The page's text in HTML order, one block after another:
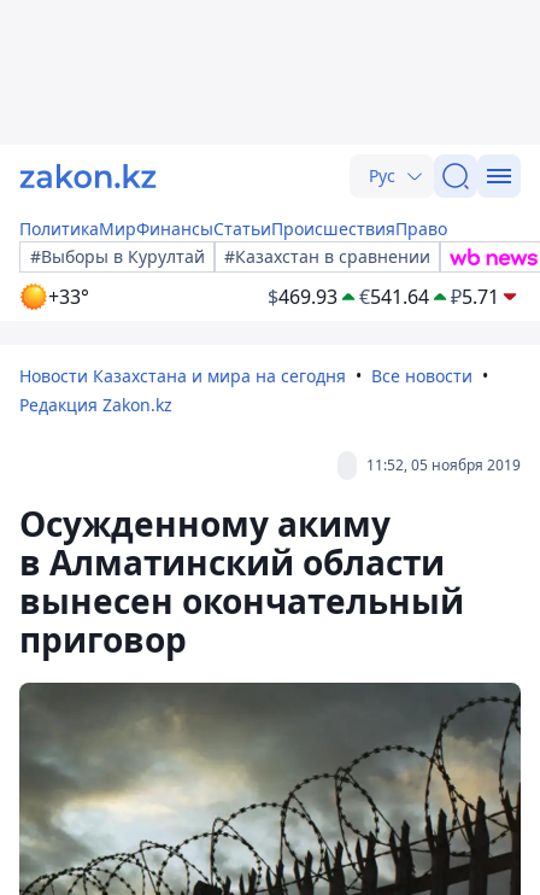
Рус
ПолитикаМирФинансыСтатьиПроисшествияПраво
#Выборы в Курултай
#Казахстан в сравнении
+33° $469.93 €541.64 ₽5.71
Новости Казахстана и мира на сегодня
Все новости
Редакция Zakon.kz
11:52, 05 ноября 2019
Осужденному акиму
в Алматинский области
вынесен окончательный
приговор